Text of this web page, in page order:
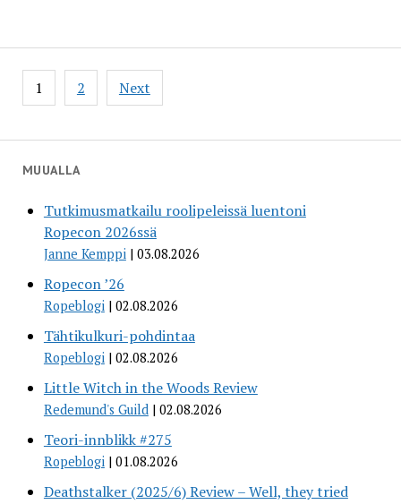
MUUALLA
Tutkimusmatkailu roolipeleissä luentoni
Ropecon 2026ssä
Janne Kemppi 03.08.2026
Ropecon ’26
Ropeblogi 02.08.2026
Tähtikulkuri-pohdintaa
Ropeblogi 02.08.2026
Little Witch in the Woods Review
Redemund's Guild 02.08.2026
Teori-innblikk #275
Ropeblogi 01.08.2026
Deathstalker (2025/6) Review – Well, they tried
Posts
pagination
1 2 Next